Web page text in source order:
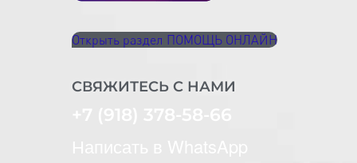
Открыть раздел ПОМОЩЬ ОНЛАЙН
СВЯЖИТЕСЬ С НАМИ